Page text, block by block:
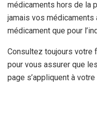
médicaments hors de la
jamais vos médicaments
médicament que pour
Consultez toujours votre
pour vous assurer que
page s’appliquent à